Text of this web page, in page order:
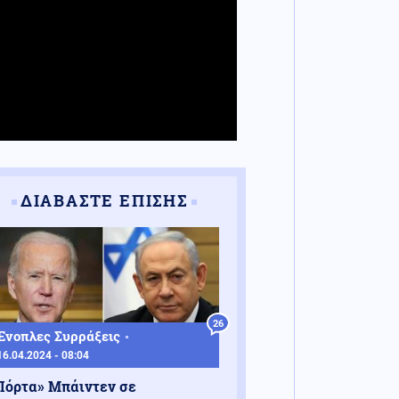
ΔΙΑΒΑΣΤΕ ΕΠΙΣΗΣ
Συρράξεις
- 08:04
26
Μπάιντεν σε